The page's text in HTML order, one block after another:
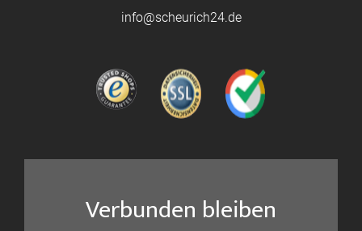
info@scheurich24.de
Verbunden bleiben